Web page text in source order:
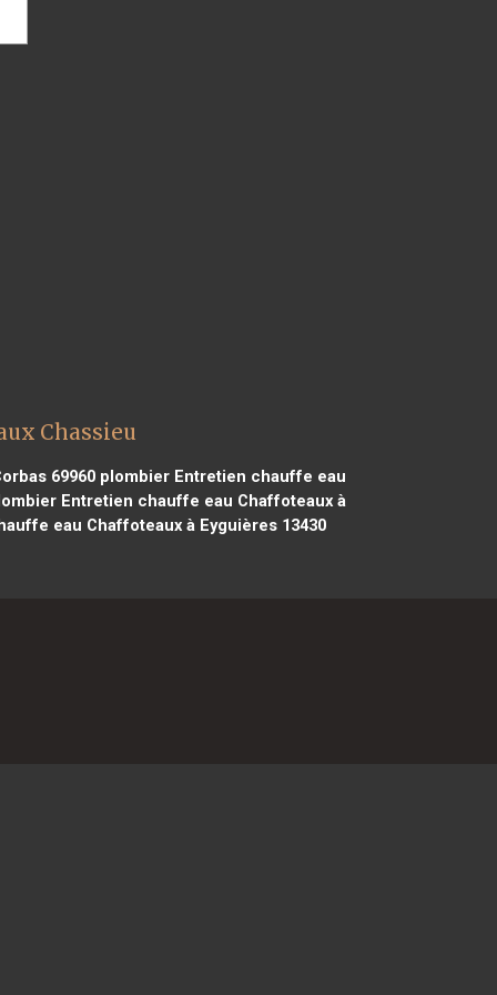
Chassieu
69960 plombier Entretien chauffe eau
Entretien chauffe eau Chaffoteaux à
eau Chaffoteaux à Eyguières 13430